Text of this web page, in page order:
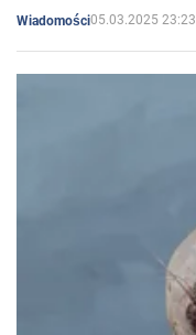
Wiadomości05.03.2025 23:23